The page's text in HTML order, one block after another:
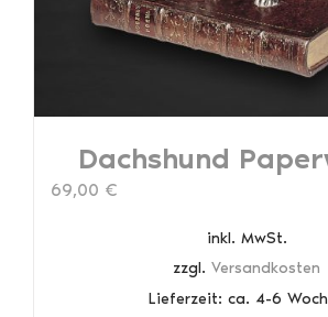
Dachshund
69,00 €
inkl. MwSt.
zzgl. Versandkosten
Lieferzeit: ca. 4-6